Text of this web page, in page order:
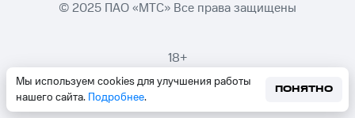
Мы используем cookies для улучшения работы
нашего сайта. Подробнее.
ПОНЯТНО
© 2025 ПАО «МТС» Все права защищены
18+